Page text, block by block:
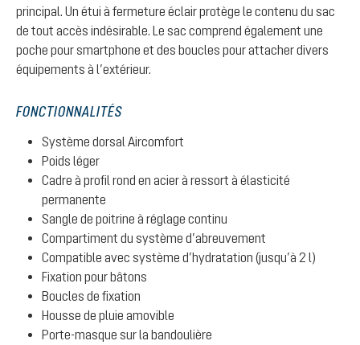
principal. Un étui à fermeture éclair protège le contenu du sac
de tout accès indésirable. Le sac comprend également une
poche pour smartphone et des boucles pour attacher divers
équipements à l’extérieur.
FONCTIONNALITÉS
Système dorsal Aircomfort
Poids léger
Cadre à profil rond en acier à ressort à élasticité
permanente
Sangle de poitrine à réglage continu
Compartiment du système d’abreuvement
Compatible avec système d’hydratation (jusqu’à 2 l)
Fixation pour bâtons
Boucles de fixation
Housse de pluie amovible
Porte-masque sur la bandoulière